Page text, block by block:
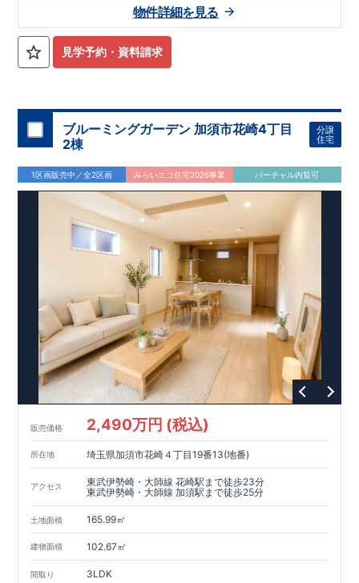
見学予約・資料請求
物件詳細を見る
ブルーミングガーデン 加須市花崎4丁目
2棟
分譲
住宅
1区画販売中／全2区画 みらいエコ住宅2026事業 バーチャル内覧可
販売価格 2,490万円 (税込)
所在地 埼玉県加須市花崎４丁目19番13(地番)
アクセス
東武伊勢崎・大師線 花崎駅まで徒歩23分
東武伊勢崎・大師線 加須駅まで徒歩25分
土地面積 165.99㎡
建物面積 102.67㎡
間取り 3LDK